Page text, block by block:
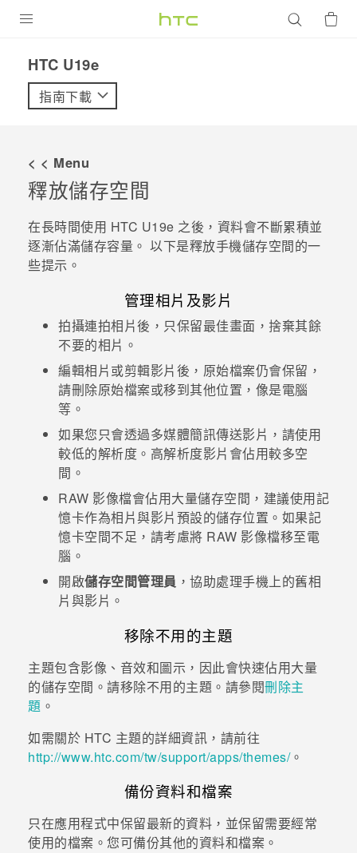
VIVE
優惠專區
企業採購
銷售通路
支援服務
VIVELAND
HTC U19e‎
指南下載
< < Menu
釋放儲存空間
在長時間使用 HTC U19e‍ 之後，資料會不斷累積並
逐漸佔滿儲存容量。 以下是釋放手機儲存空間的一
些提示。
管理相片及影片
拍攝連拍相片後，只保留最佳畫面，捨棄其餘
不要的相片。
編輯相片或剪輯影片後，原始檔案仍會保留，
請刪除原始檔案或移到其他位置，像是電腦
等。
如果您只會透過多媒體簡訊傳送影片，請使用
較低的解析度。高解析度影片會佔用較多空
間。
RAW 影像檔會佔用大量儲存空間，建議使用記
憶卡作為相片與影片預設的儲存位置。如果記
憶卡空間不足，請考慮將 RAW 影像檔移至電
腦。
開啟儲存空間管理員 ，協助處理手機上的舊相
片與影片。
移除不用的主題
主題包含影像、音效和圖示，因此會快速佔用大量
的儲存空間。請移除不用的主題。請參閱刪除主
題 。
如需關於 HTC 主題的詳細資訊，請前往
http://www.htc.com/tw/support/apps/themes/。
備份資料和檔案
只在應用程式中保留最新的資料，並保留需要經常
使用的檔案。您可備份其他的資料和檔案。